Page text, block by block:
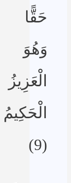
حَقًّا
وَهُوَ
الْعَزِيزُ
الْحَكِيمُ
(9)